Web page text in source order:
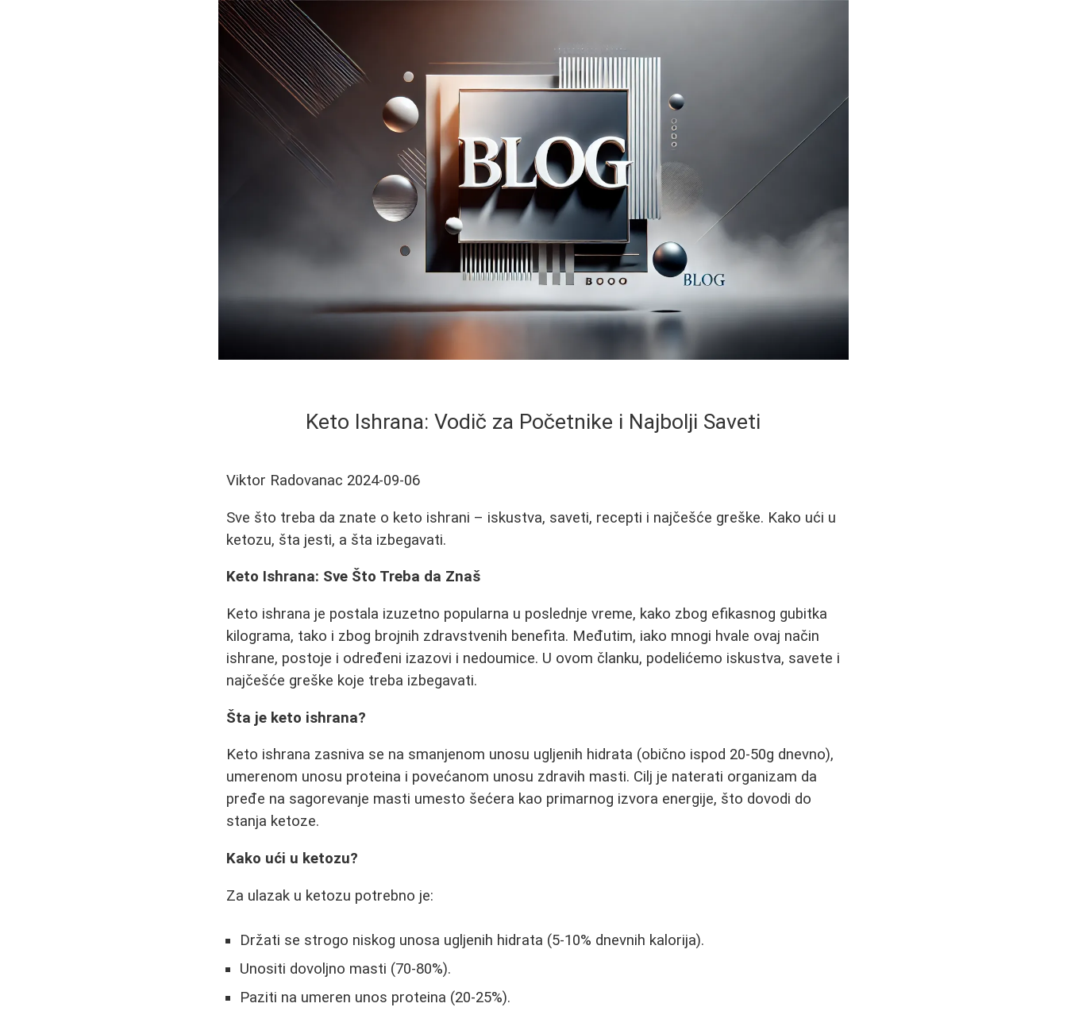
Keto Ishrana: Vodič za Početnike i Najbolji Saveti
Viktor Radovanac 2024-09-06
Sve što treba da znate o keto ishrani – iskustva, saveti, recepti i najčešće greške. Kako ući u
ketozu, šta jesti, a šta izbegavati.
Keto Ishrana: Sve Što Treba da Znaš
Keto ishrana je postala izuzetno popularna u poslednje vreme, kako zbog efikasnog gubitka
kilograma, tako i zbog brojnih zdravstvenih benefita. Međutim, iako mnogi hvale ovaj način
ishrane, postoje i određeni izazovi i nedoumice. U ovom članku, podelićemo iskustva, savete i
najčešće greške koje treba izbegavati.
Šta je keto ishrana?
Keto ishrana zasniva se na smanjenom unosu ugljenih hidrata (obično ispod 20-50g dnevno),
umerenom unosu proteina i povećanom unosu zdravih masti. Cilj je naterati organizam da
pređe na sagorevanje masti umesto šećera kao primarnog izvora energije, što dovodi do
stanja ketoze.
Kako ući u ketozu?
Za ulazak u ketozu potrebno je:
Držati se strogo niskog unosa ugljenih hidrata (5-10% dnevnih kalorija).
Unositi dovoljno masti (70-80%).
Paziti na umeren unos proteina (20-25%).